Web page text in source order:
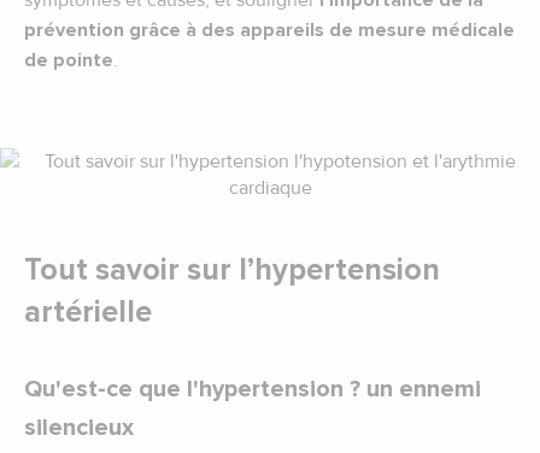
prévention grâce à des appareils de mesure médicale
de pointe.
Tout savoir sur l’hypertension
artérielle
Qu'est-ce que l'hypertension ? un ennemi
silencieux